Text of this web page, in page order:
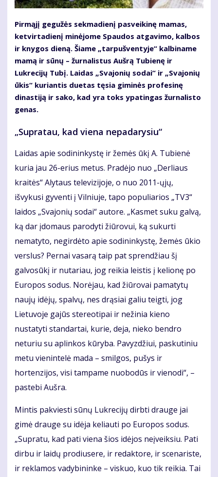
Pirmąjį gegužės sekmadienį pasveikinę mamas,
ketvirtadienį minėjome Spaudos atgavimo, kalbos
ir knygos dieną. Šiame „tarpušventyje“ kalbiname
mamą ir sūnų – žurnalistus Aušrą Tubienę ir
Lukrecijų Tubį. Laidas „Svajonių sodai“ ir „Svajonių
ūkis“ kuriantis duetas tęsia giminės profesinę
dinastiją ir sako, kad yra toks ypatingas žurnalisto
genas.
„Supratau, kad viena nepadarysiu“
Laidas apie sodininkystę ir žemės ūkį A. Tubienė
kuria jau 26-erius metus. Pradėjo nuo „Derliaus
kraitės“ Alytaus televizijoje, o nuo 2011-ųjų,
išvykusi gyventi į Vilniuje, tapo populiarios „TV3“
laidos „Svajonių sodai“ autore. „Kasmet suku galvą,
ką dar įdomaus parodyti žiūrovui, ką sukurti
nematyto, negirdėto apie sodininkystę, žemės ūkio
verslus? Pernai vasarą taip pat sprendžiau šį
galvosūkį ir nutariau, jog reikia leistis į kelionę po
Europos sodus. Norėjau, kad žiūrovai pamatytų
naujų idėjų, spalvų, nes drąsiai galiu teigti, jog
Lietuvoje gajūs stereotipai ir nežinia kieno
nustatyti standartai, kurie, deja, nieko bendro
neturiu su aplinkos kūryba. Pavyzdžiui, paskutiniu
metu vienintelė mada – smilgos, pušys ir
hortenzijos, visi tampame nuobodūs ir vienodi“, –
pastebi Aušra.
Mintis pakviesti sūnų Lukrecijų dirbti drauge jai
gimė drauge su idėja keliauti po Europos sodus.
„Supratu, kad pati viena šios idėjos neįveiksiu. Pati
dirbu ir laidų prodiusere, ir redaktore, ir scenariste,
ir reklamos vadybininke – viskuo, kuo tik reikia. Tai